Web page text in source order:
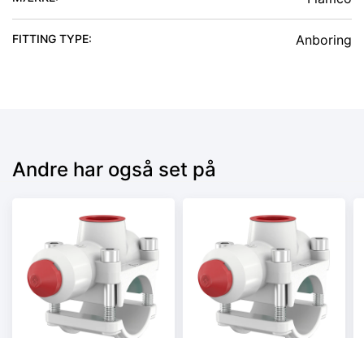
FITTING TYPE: Anboring
Andre har også set på